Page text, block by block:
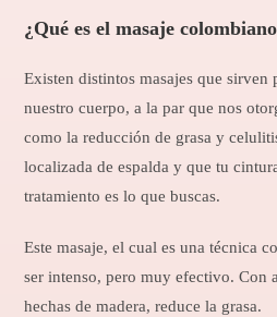
¿Qué es el masaje
Existen distintos masajes que sirven
nuestro cuerpo, a la par que nos
como la reducción de grasa y
localizada de espalda y que tu
tratamiento es lo que buscas.
Este masaje, el cual es una técnica
ser intenso, pero muy efectivo. Con
hechas de madera, reduce la grasa.